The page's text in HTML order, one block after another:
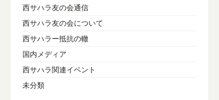
西サハラ友の会通信
西サハラ友の会について
西サハラー抵抗の轍
国内メディア
西サハラ関連イベント
未分類